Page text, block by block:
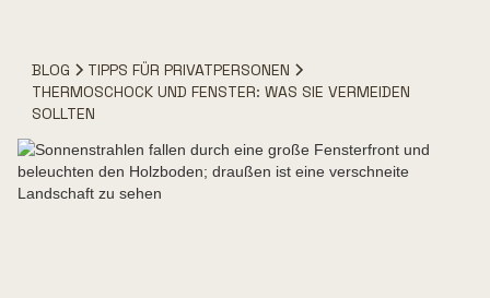
BLOG
TIPPS FÜR PRIVATPERSONEN
THERMOSCHOCK UND FENSTER: WAS SIE VERMEIDEN
SOLLTEN